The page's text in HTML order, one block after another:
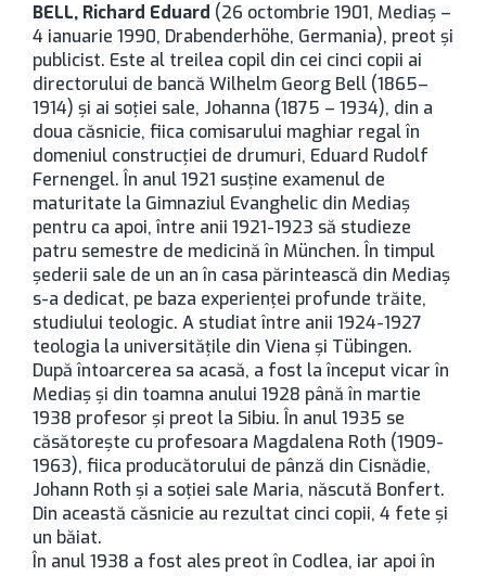
BELL, Richard Eduard (26 octombrie 1901, Mediaş –
4 ianuarie 1990, Drabenderhöhe, Germania), preot şi
publicist. Este al treilea copil din cei cinci copii ai
directorului de bancă Wilhelm Georg Bell (1865–
1914) şi ai soţiei sale, Johanna (1875 – 1934), din a
doua căsnicie, fiica comisarului maghiar regal în
domeniul construcţiei de drumuri, Eduard Rudolf
Fernengel. În anul 1921 susţine examenul de
maturitate la Gimnaziul Evanghelic din Mediaş
pentru ca apoi, între anii 1921-1923 să studieze
patru semestre de medicină în München. În timpul
şederii sale de un an în casa părintească din Mediaş
s-a dedicat, pe baza experienţei profunde trăite,
studiului teologic. A studiat între anii 1924-1927
teologia la universităţile din Viena şi Tübingen.
După întoarcerea sa acasă, a fost la început vicar în
Mediaş şi din toamna anului 1928 până în martie
1938 profesor şi preot la Sibiu. În anul 1935 se
căsătoreşte cu profesoara Magdalena Roth (1909-
1963), fiica producătorului de pânză din Cisnădie,
Johann Roth şi a soţiei sale Maria, născută Bonfert.
Din această căsnicie au rezultat cinci copii, 4 fete şi
un băiat.
În anul 1938 a fost ales preot în Codlea, iar apoi în